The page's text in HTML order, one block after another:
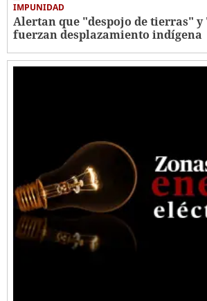
IMPUNIDAD
Alertan que "despojo de tierras" y
fuerzan desplazamiento indígena